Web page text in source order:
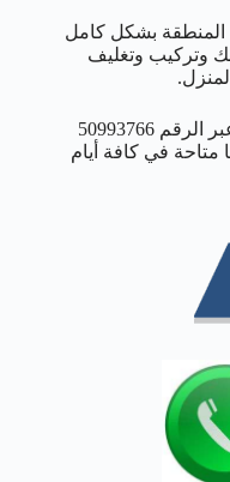
بشكل كامل
وتركيب وتغليف
خدمتنا مميزة لذلك يمكن التواصل معنا عبر الرقم 50993766
في كافة أيام